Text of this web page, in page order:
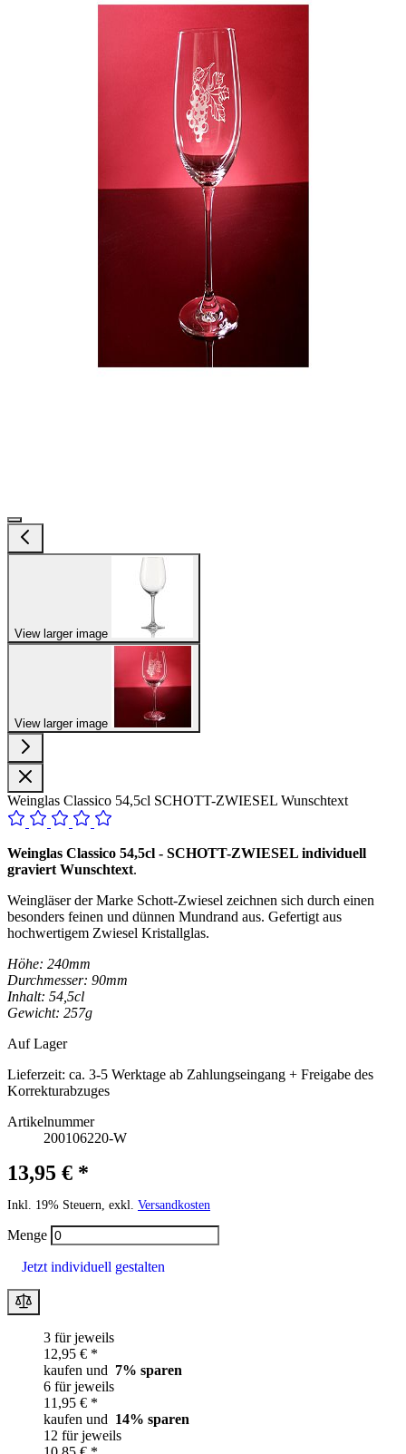
View larger image
View larger image
Weinglas Classico 54,5cl SCHOTT-ZWIESEL Wunschtext
Weinglas Classico 54,5cl - SCHOTT-ZWIESEL individuell
graviert Wunschtext.
Weingläser der Marke Schott-Zwiesel zeichnen sich durch einen
besonders feinen und dünnen Mundrand aus. Gefertigt aus
hochwertigem Zwiesel Kristallglas.
Höhe: 240mm
Durchmesser: 90mm
Inhalt: 54,5cl
Gewicht: 257g
Auf Lager
Lieferzeit: ca. 3-5 Werktage ab Zahlungseingang + Freigabe des
Korrekturabzuges
Artikelnummer
200106220-W
13,95 € *
Inkl. 19% Steuern, exkl. Versandkosten
Menge
Jetzt individuell gestalten
3 für jeweils
12,95 € *
kaufen und 7% sparen
6 für jeweils
11,95 € *
kaufen und 14% sparen
12 für jeweils